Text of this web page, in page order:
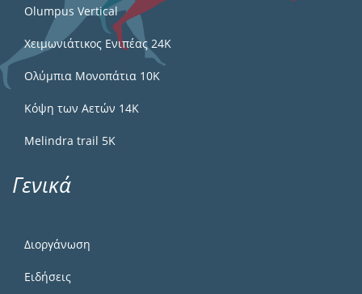
Olumpus Vertical
Χειμωνιάτικος Ενιπέας 24Κ
Ολύμπια Μονοπάτια 10Κ
Κόψη των Αετών 14Κ
Melindra trail 5Κ
Γενικά
Διοργάνωση
Ειδήσεις